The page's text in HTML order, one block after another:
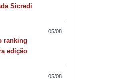
Sicredi
05/08
ranking
edição
05/08